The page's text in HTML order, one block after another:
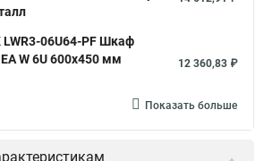
LWR3-06U64-PF Шкаф
W 6U 600x450 мм
12 360,83 ₽
Показать больше